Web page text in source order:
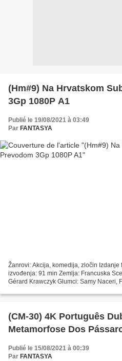
(Hm#9) Na Hrvatskom
3Gp 1080P A1
Publié le 19/08/2021 à 03:49
Par FANTASYA
Žanrovi: Akcija, komedija, zločin Izdanje
izvođenja: 91 min Zemlja: Francuska
Gérard Krawczyk Glumci: Samy Naceri,
(CM-30) 4K Português
Metamorfose Dos
Publié le 15/08/2021 à 00:39
Par FANTASYA